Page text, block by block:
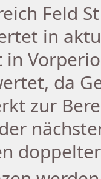
Feld
in
da
zur